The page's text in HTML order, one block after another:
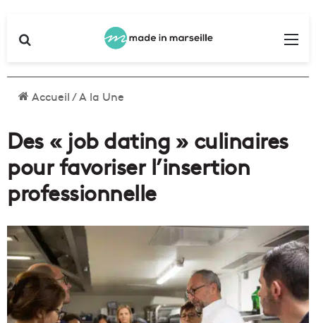
Accueil/A la Une
Des « job dating » culinaires
pour favoriser l’insertion
professionnelle